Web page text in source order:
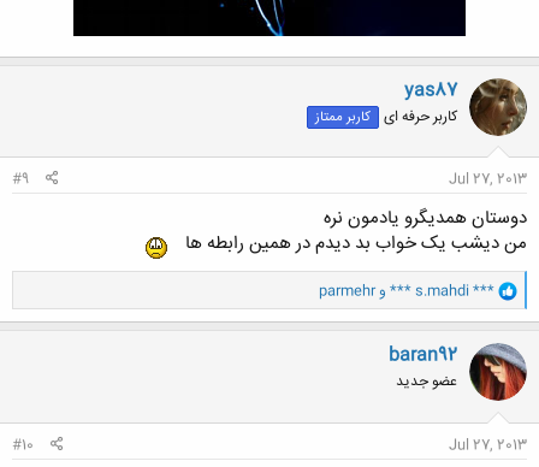
yas87
کاربر حرفه ای کاربر ممتاز
Jul 27, 2013
#9
دوستان همدیگرو یادمون نره
من دیشب یک خواب بد دیدم در همین رابطه ها
و
ا
ک
ن
ش
ه
ا
*** s.mahdi *** وparmehr
baran92
عضو جدید
Jul 27, 2013
#10